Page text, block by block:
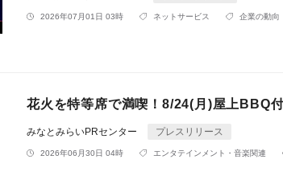
2026年07月01日 03時 ネットサービス 企業の動向
花火を特等席で満喫！8/24(月)屋上BBQ
みなとみらいPRセンター プレスリリース
2026年06月30日 04時 エンタテインメント・音楽関連